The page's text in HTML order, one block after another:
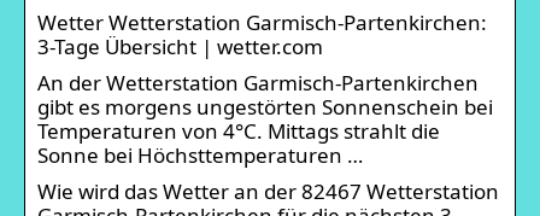
Wetter Wetterstation Garmisch-Partenkirchen:
3-Tage Übersicht | wetter.com
An der Wetterstation Garmisch-Partenkirchen
gibt es morgens ungestörten Sonnenschein bei
Temperaturen von 4°C. Mittags strahlt die
Sonne bei Höchsttemperaturen …
Wie wird das Wetter an der 82467 Wetterstation